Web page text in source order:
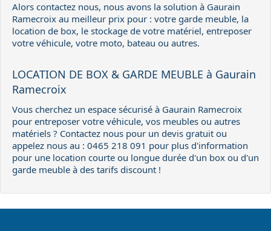
Alors contactez nous, nous avons la solution à Gaurain
Ramecroix au meilleur prix pour : votre garde meuble, la
location de box, le stockage de votre matériel, entreposer
votre véhicule, votre moto, bateau ou autres.
LOCATION DE BOX & GARDE MEUBLE à Gaurain
Ramecroix
Vous cherchez un espace sécurisé à Gaurain Ramecroix
pour entreposer votre véhicule, vos meubles ou autres
matériels ? Contactez nous pour un devis gratuit ou
appelez nous au : 0465 218 091 pour plus d'information
pour une location courte ou longue durée d'un box ou d'un
garde meuble à des tarifs discount !